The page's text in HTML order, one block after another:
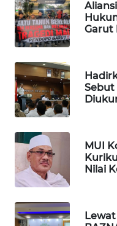
Garut
Sebut
MUI
Nilai
PORTAL
KONSUMEN
FORWAMKI
ALPERKLINAS
FORJASIDA
TAMBANG
NEWS
SITUNGIR